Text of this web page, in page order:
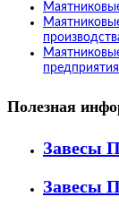
Полезная
Завесы
Завесы